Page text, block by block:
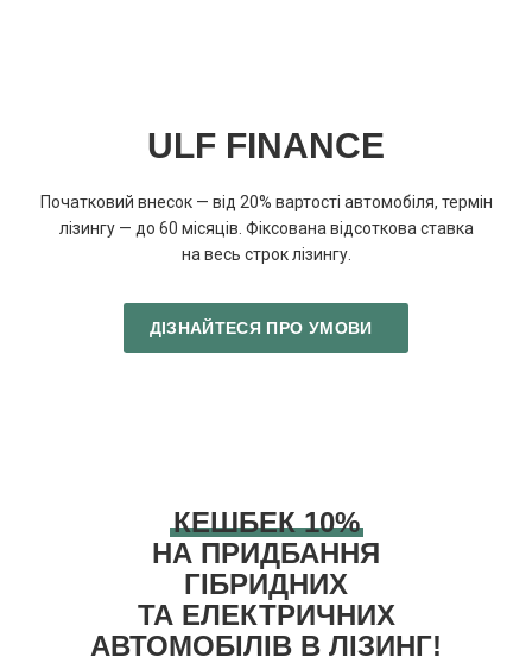
ULF FINANCE
Початковий внесок — від 20% вартості автомобіля, термін
лізингу — до 60 місяців. Фіксована відсоткова ставка
на весь строк лізингу.
ДІЗНАЙТЕСЯ ПРО УМОВИ
КЕШБЕК 10%
НА ПРИДБАННЯ
ГІБРИДНИХ
ТА ЕЛЕКТРИЧНИХ
АВТОМОБІЛІВ В ЛІЗИНГ!